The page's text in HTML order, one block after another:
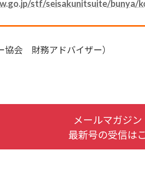
stf/seisakunitsuite/bunya/
会 財務アドバイザー）
メールマガジン
最新号の受信は